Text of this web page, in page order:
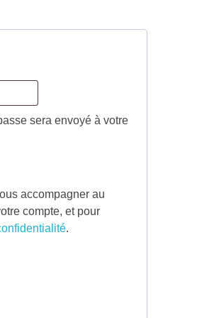
sera envoyé à votre
accompagner au
compte, et pour
.